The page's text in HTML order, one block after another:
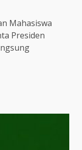
Mahasiswa
Presiden